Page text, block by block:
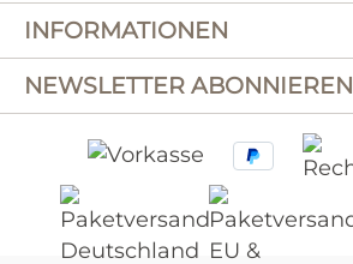
INFORMATIONEN
NEWSLETTER ABONNIEREN